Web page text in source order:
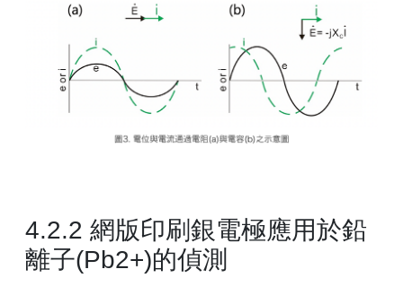
4.2.2 網版印刷銀電極應用於鉛
離子(Pb2+)的偵測